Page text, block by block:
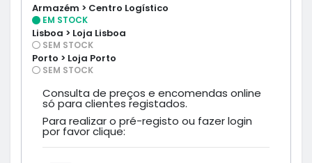
Armazém > Centro Logístico
EM STOCK
Lisboa > Loja Lisboa
SEM STOCK
Porto > Loja Porto
SEM STOCK
Consulta de preços e encomendas online
só para clientes registados.
Para realizar o pré-registo ou fazer login
por favor clique: